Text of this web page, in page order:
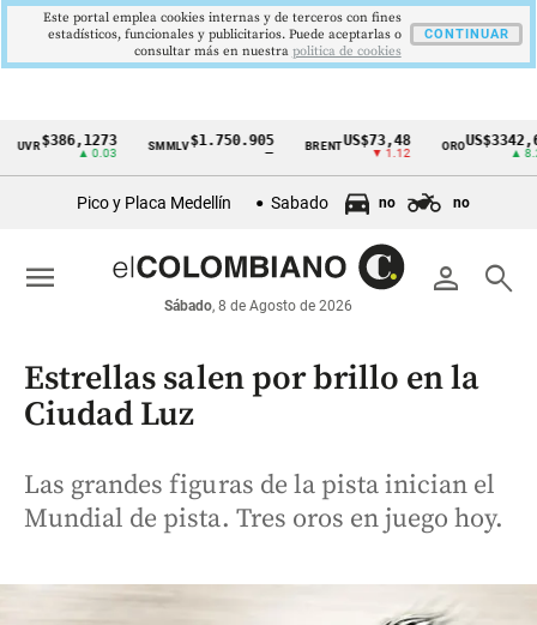
Cintillo
económicos
Colombia
$386,1273
▲ 0.03
SMMLV$1.750.905 BRENTUS$73,48
▼ 1.12
ORO US$3342,60
▲ 8.20
Pico y Placa Medellín Sabado no no
person search
Sábado, 8 de Agosto de 2026
menu
Estrellas salen por brillo en la
Ciudad Luz
Las grandes figuras de la pista inician el
Mundial de pista. Tres oros en juego hoy.
Este portal emplea cookies internas y de terceros con fines
estadísticos, funcionales y publicitarios. Puede aceptarlas o
consultar más en nuestra politica de cookies
CONTINUAR